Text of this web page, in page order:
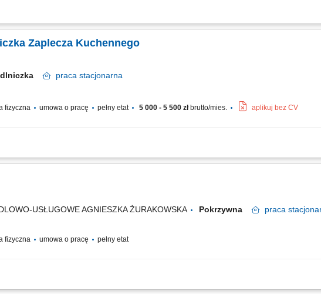
produktów i półproduktów do przygotowania posiłków, wspieranie zespołu kucharzy podczas
Zaplecza Kuchennego
praca stacjonarna
fizyczna umowa o pracę pełny etat 5 000 - 5 500 złbrutto/mies. aplikuj bez CV
i zaplecza kuchennego. Przygotowywanie warzyw oraz produktów do dalszej obróbki.
USŁUGOWE AGNIESZKA ŻURAKOWSKA Pokrzywna praca
fizyczna umowa o pracę pełny etat
składników do potraw zgodnie z wytycznymi kucharzy, wsparcie kucharzy podczas